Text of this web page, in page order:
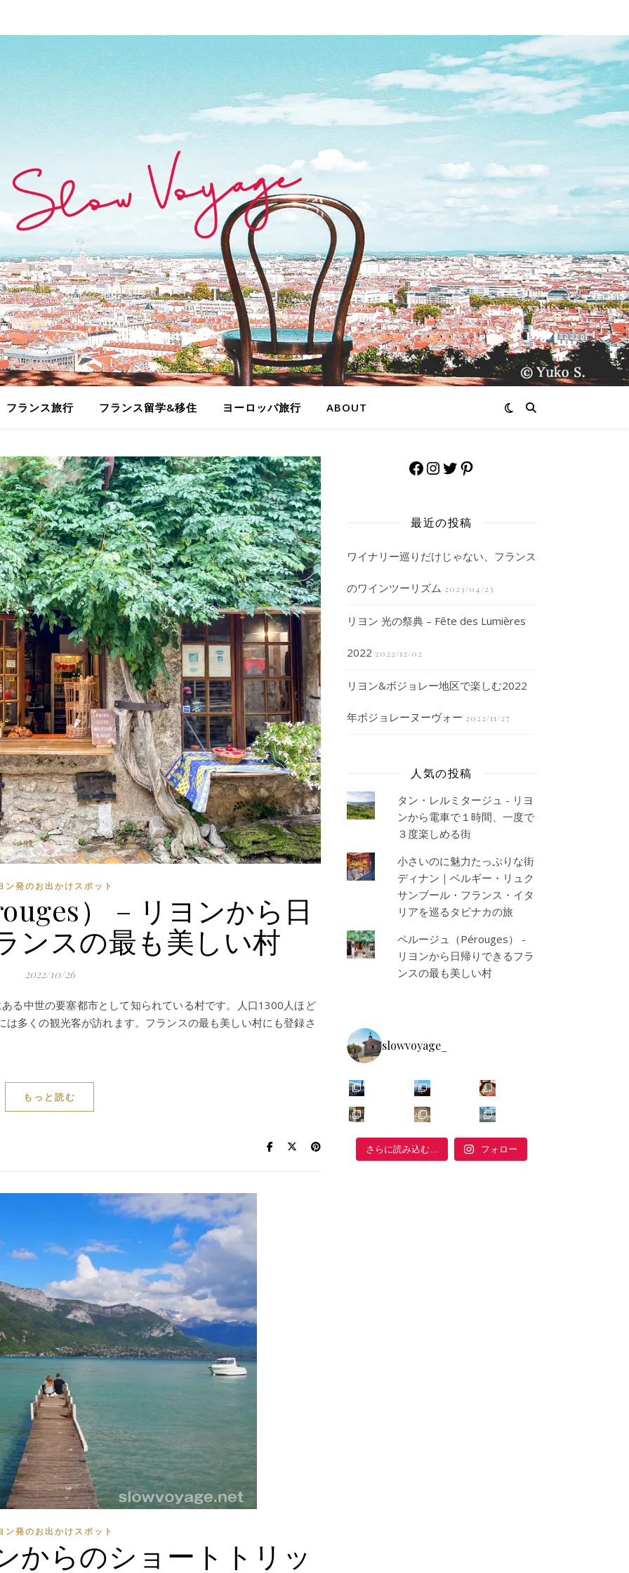
フランス旅行 フランス留学&移住 ヨーロッパ旅行 ABOUT
ン発のお出かけスポット
） – リヨンから日
ンスの最も美しい村
2022/10/26
る中世の要塞都市として知られている村です。人口1300人ほど
多くの観光客が訪れます。フランスの最も美しい村にも登録さ
もっと読む
ン発のお出かけスポット
からのショートトリッ
Facebook
Instagram
TwitterPinterest
最近の投稿
ワイナリー巡りだけじゃない、フランス
のワインツーリズム 2023/04/23
リヨン 光の祭典 – Fête des Lumières
2022 2022/12/02
リヨン&ボジョレー地区で楽しむ2022
年ボジョレーヌーヴォー 2022/11/27
人気の投稿
タン・レルミタージュ - リヨ
ンから電車で１時間、一度で
３度楽しめる街
小さいのに魅力たっぷりな街
ディナン｜ベルギー・リュク
サンブール・フランス・イタ
リアを巡るタビナカの旅
ペルージュ（Pérouges） -
リヨンから日帰りできるフラ
ンスの最も美しい村
slowvoyage_
さらに読み込む... フォロー